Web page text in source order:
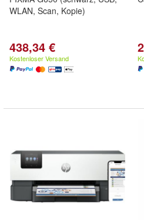
WLAN, Scan, Kopie)
438,34 €
Kostenloser Versand